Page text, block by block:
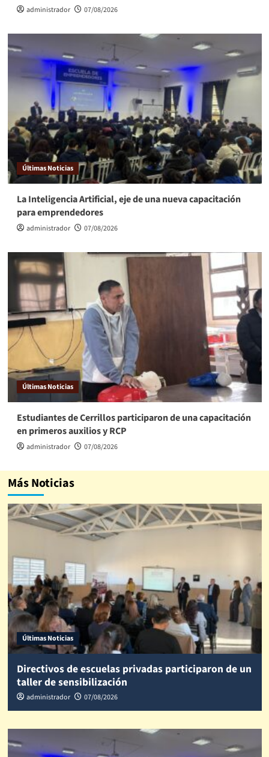
administrador 07/08/2026
Últimas Noticias
La Inteligencia Artificial, eje de una nueva capacitación
para emprendedores
administrador 07/08/2026
Últimas Noticias
Estudiantes de Cerrillos participaron de una capacitación
en primeros auxilios y RCP
administrador 07/08/2026
Más Noticias
Últimas Noticias
Directivos de escuelas privadas participaron de un
taller de sensibilización
administrador 07/08/2026